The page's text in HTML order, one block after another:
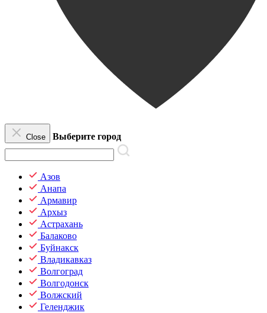
Close Выберите город
Азов
Анапа
Армавир
Архыз
Астрахань
Балаково
Буйнакск
Владикавказ
Волгоград
Волгодонск
Волжский
Геленджик